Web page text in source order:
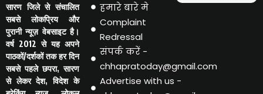
सारण जिले से संचालित
सबसे लोकप्रिय और
पुरानी न्यूज़ वेबसाइट है।
वर्ष 2012 से यह अपने
पाठकों/दर्शकों तक हर दिन
सबसे पहले छपरा, सारण
से लेकर देश, विदेश के
हमारे बारे मे
Complaint
Redressal
संपर्क करें -
chhapratoday@gmail.com
Advertise with us -